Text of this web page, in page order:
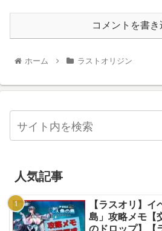
コメントを書き
ホーム ラストオリジン
人気記事
【ラスオリ】
島」攻略メモ【
のドロップ】【